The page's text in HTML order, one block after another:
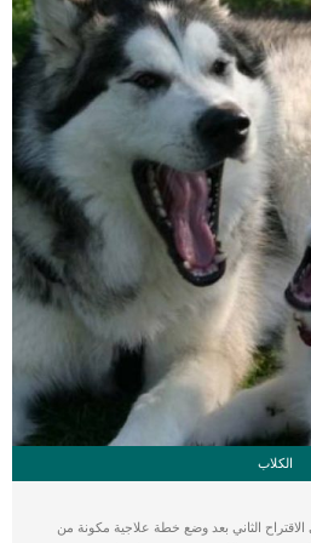
الكلاب
الثاني بعد وضع خطة علاجية مكونة من